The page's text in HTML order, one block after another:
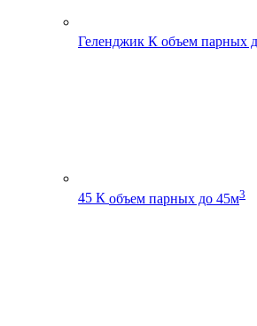
Геленджик К объем парных
45 К объем парных до 45м3